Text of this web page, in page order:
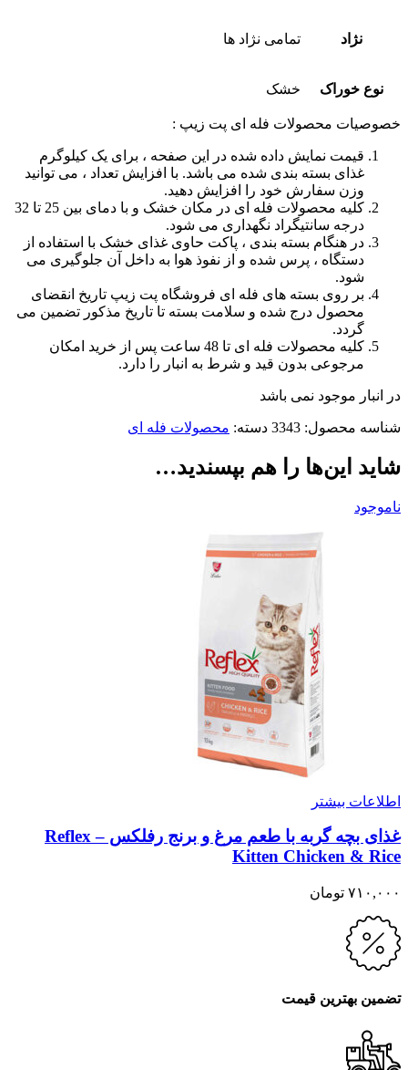
نژاد تمامی نژاد ها
نوع خوراک خشک
خصوصیات محصولات فله ای پت زیپ :
قیمت نمایش داده شده در این صفحه ، برای یک کیلوگرم
غذای بسته بندی شده می باشد. با افزایش تعداد ، می توانید
وزن سفارش خود را افزایش دهید.
کلیه محصولات فله ای در مکان خشک و با دمای بین 25 تا 32
درجه سانتیگراد نگهداری می شود.
در هنگام بسته بندی ، پاکت حاوی غذای خشک با استفاده از
دستگاه ، پرس شده و از نفوذ هوا به داخل آن جلوگیری می
شود.
بر روی بسته های فله ای فروشگاه پت زیپ تاریخ انقضای
محصول درج شده و سلامت بسته تا تاریخ مذکور تضمین می
گردد.
کلیه محصولات فله ای تا 48 ساعت پس از خرید امکان
مرجوعی بدون قید و شرط به انبار را دارد.
در انبار موجود نمی باشد
شناسه محصول: 3343 دسته: محصولات فله ای
شاید این‌ها را هم بپسندید…
ناموجود
اطلاعات بیشتر
غذای بچه گربه با طعم مرغ و برنج رفلکس – Reflex
Kitten Chicken & Rice
۷۱۰,۰۰۰ تومان
تضمین بهترین قیمت